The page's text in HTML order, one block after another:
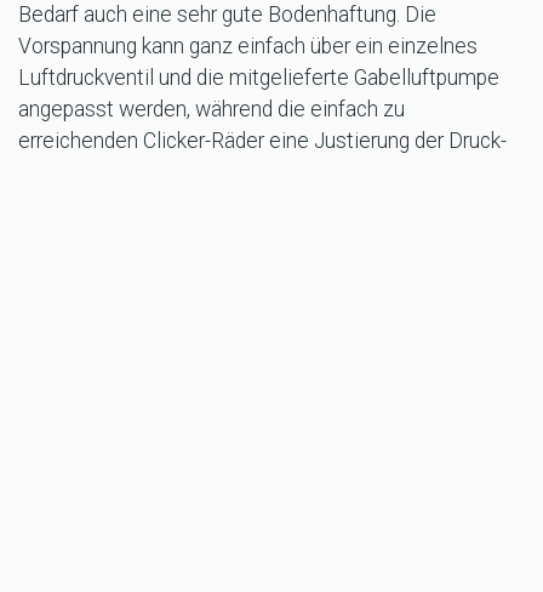
Bedarf auch eine sehr gute Bodenhaftung. Die
Vorspannung kann ganz einfach über ein einzelnes
Luftdruckventil und die mitgelieferte Gabelluftpumpe
angepasst werden, während die einfach zu
erreichenden Clicker-Räder eine Justierung der Druck-